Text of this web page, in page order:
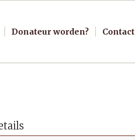
Donateur worden? Contact